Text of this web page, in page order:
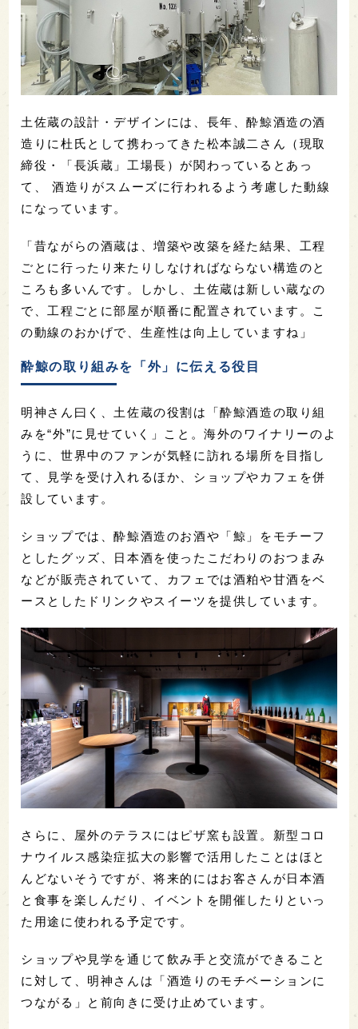
土佐蔵の設計・デザインには、長年、酔鯨酒造の酒
造りに杜氏として携わってきた松本誠二さん（現取
締役・「長浜蔵」工場長）が関わっているとあっ
て、 酒造りがスムーズに行われるよう考慮した動線
になっています。
「昔ながらの酒蔵は、増築や改築を経た結果、工程
ごとに行ったり来たりしなければならない構造のと
ころも多いんです。しかし、土佐蔵は新しい蔵なの
で、工程ごとに部屋が順番に配置されています。こ
の動線のおかげで、生産性は向上していますね」
酔鯨の取り組みを「外」に伝える役目
明神さん曰く、土佐蔵の役割は「酔鯨酒造の取り組
みを“外”に見せていく」こと。海外のワイナリーのよ
うに、世界中のファンが気軽に訪れる場所を目指し
て、見学を受け入れるほか、ショップやカフェを併
設しています。
ショップでは、酔鯨酒造のお酒や「鯨」をモチーフ
としたグッズ、日本酒を使ったこだわりのおつまみ
などが販売されていて、カフェでは酒粕や甘酒をベ
ースとしたドリンクやスイーツを提供しています。
さらに、屋外のテラスにはピザ窯も設置。新型コロ
ナウイルス感染症拡大の影響で活用したことはほと
んどないそうですが、将来的にはお客さんが日本酒
と食事を楽しんだり、イベントを開催したりといっ
た用途に使われる予定です。
ショップや見学を通じて飲み手と交流ができること
に対して、明神さんは「酒造りのモチベーションに
つながる」と前向きに受け止めています。